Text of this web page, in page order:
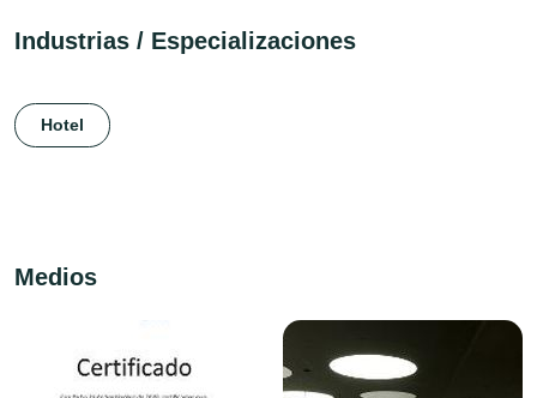
Industrias / Especializaciones
Hotel
Medios